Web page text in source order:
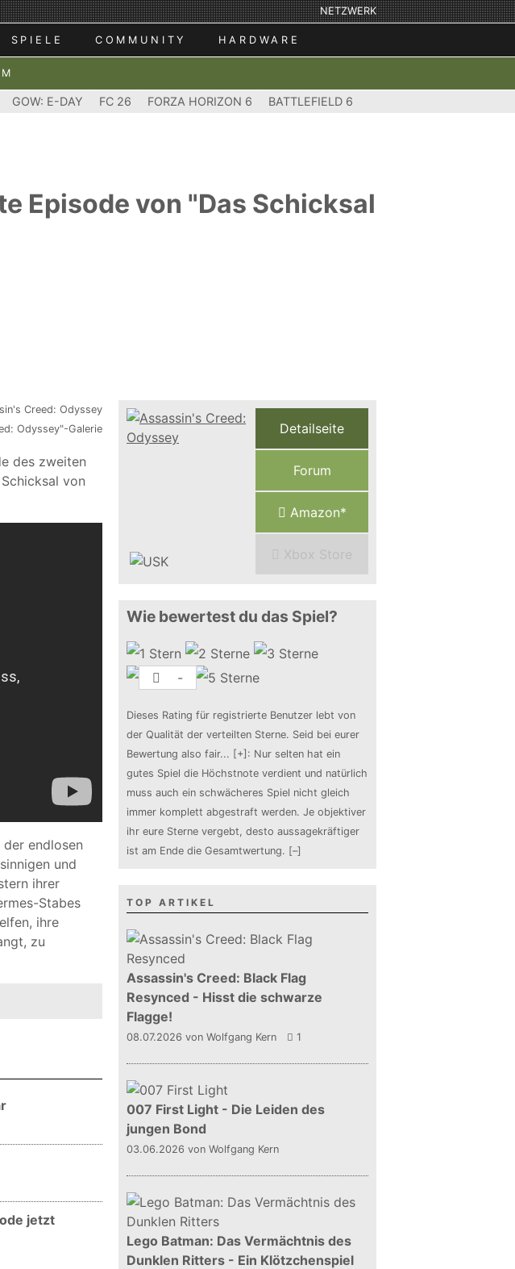
NETZWERK
SPIELE COMMUNITY HARDWARE
GOW: E-DAY FC 26 FORZA HORIZON 6 BATTLEFIELD 6
Episode von "Das Schicksal
Odyssey"-Galerie
des zweiten
von
endlosen
und
ihrer
Stabes
ihre
zu
jetzt
Detailseite
Forum
Amazon*
Xbox Store
Wie bewertest du das Spiel?
-
Dieses Rating für registrierte Benutzer lebt von
der Qualität der verteilten Sterne. Seid bei eurer
Bewertung also fair... [+] : Nur selten hat ein
gutes Spiel die Höchstnote verdient und natürlich
muss auch ein schwächeres Spiel nicht gleich
immer komplett abgestraft werden. Je objektiver
ihr eure Sterne vergebt, desto aussagekräftiger
ist am Ende die Gesamtwertung. [–]
TOP ARTIKEL
Assassin's Creed: Black Flag
Resynced - Hisst die schwarze
Flagge!
08.07.2026 von Wolfgang Kern 1
007 First Light - Die Leiden des
jungen Bond
03.06.2026 von Wolfgang Kern
Lego Batman: Das Vermächtnis des
Dunklen Ritters - Ein Klötzchenspiel